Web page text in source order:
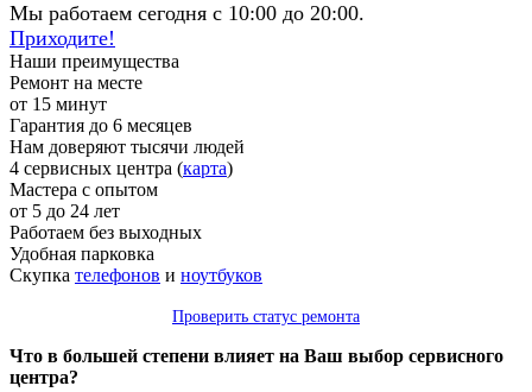
Мы работаем сегодня с 10:00 до 20:00.
Приходите!
Наши преимущества
Ремонт на месте
от 15 минут
Гарантия до 6 месяцев
Нам доверяют тысячи людей
4 сервисных центра (карта)
Мастера с опытом
от 5 до 24 лет
Работаем без выходных
Удобная парковка
Скупка телефонов и ноутбуков
Проверить статус ремонта
Что в большей степени влияет на Ваш выбор сервисного
центра?